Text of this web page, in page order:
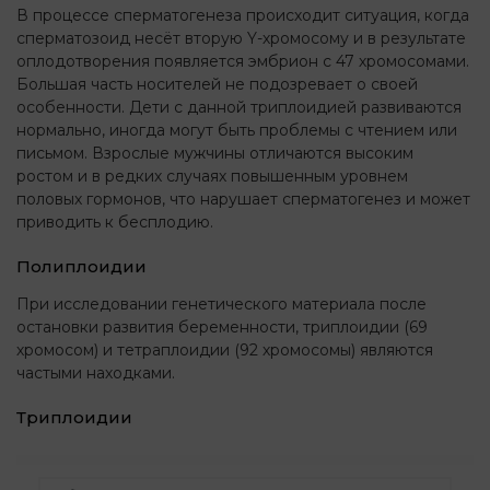
В процессе сперматогенеза происходит ситуация, когда
сперматозоид несёт вторую Y-хромосому и в результате
оплодотворения появляется эмбрион с 47 хромосомами.
Большая часть носителей не подозревает о своей
особенности. Дети с данной триплоидией развиваются
нормально, иногда могут быть проблемы с чтением или
письмом. Взрослые мужчины отличаются высоким
ростом и в редких случаях повышенным уровнем
половых гормонов, что нарушает сперматогенез и может
приводить к бесплодию.
Полиплоидии
При исследовании генетического материала после
остановки развития беременности, триплоидии (69
хромосом) и тетраплоидии (92 хромосомы) являются
частыми находками.
Триплоидии